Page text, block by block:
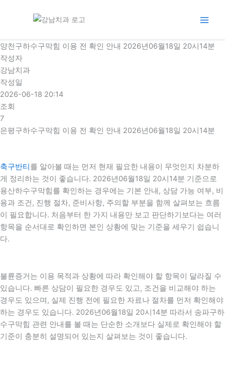
로
건
너
뛰
기
양천구하수구막힘 이용 전 확인 안내 2026년06월18일 20시14분
작성자
강남치과
작성일
2026-06-18 20:14
조회
7
은평구하수구막힘 이용 전 확인 안내 2026년06월18일 20시14분
축구반티를 알아볼 때는 먼저 현재 필요한 내용이 무엇인지 차분하
게 정리하는 것이 좋습니다. 2026년06월18일 20시14분 기준으로
용산하수구막힘를 확인하는 경우에는 기본 안내, 상담 가능 여부, 비
용과 조건, 진행 절차, 준비사항, 주의할 부분을 함께 살펴보는 흐름
이 필요합니다. 처음부터 한 가지 내용만 보고 판단하기보다는 여러
항목을 순서대로 확인하면 본인 상황에 맞는 기준을 세우기 쉽습니
다.
불륜증거는 이용 목적과 상황에 따라 확인해야 할 항목이 달라질 수
있습니다. 빠른 상담이 필요한 경우도 있고, 조건을 비교해야 하는
경우도 있으며, 실제 진행 전에 필요한 자료나 절차를 먼저 확인해야
하는 경우도 있습니다. 2026년06월18일 20시14분 따라서 송파구하
수구막힘 관련 안내를 볼 때는 단순한 소개보다 실제로 확인해야 할
기준이 충분히 설명되어 있는지 살펴보는 것이 좋습니다.